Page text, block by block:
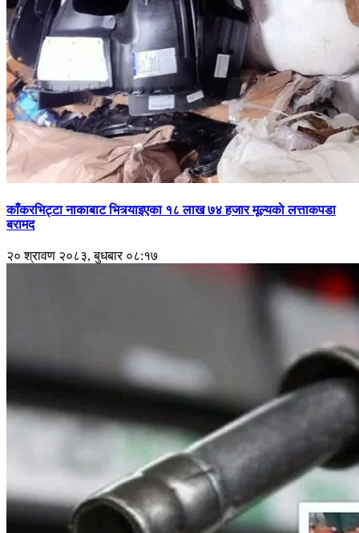
काँकरभिट्टा नाकाबाट भित्र्याइएका १८ लाख ७४ हजार मूल्यकाे लत्ताकपडा
बरामद
२० श्रावण २०८३, बुधबार ०८:१७